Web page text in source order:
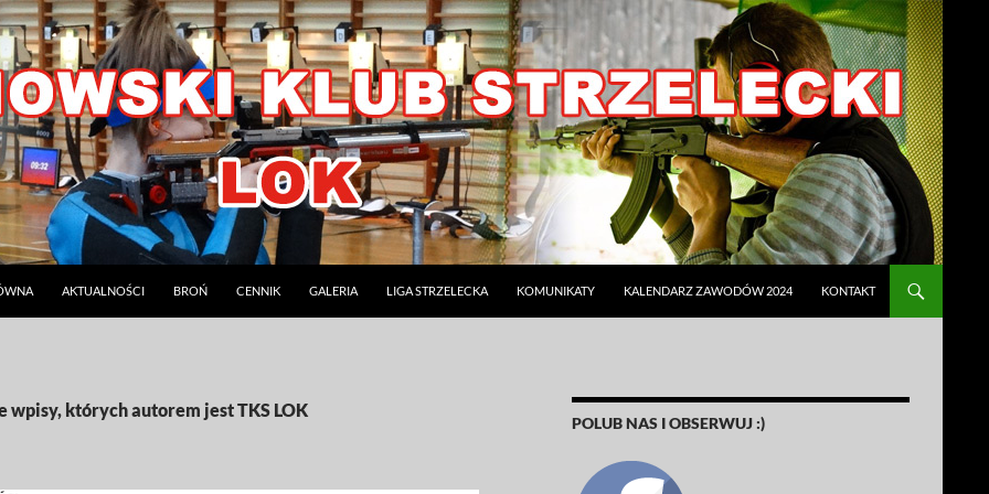
AKTUALNOŚCI BROŃ CENNIK GALERIA LIGA STRZELECKA KOMUNIKATY KALENDARZ ZAWODÓW 2024 KONTAKT
wpisy, których autorem jest TKS LOK
POLUB NAS I OBSERWUJ :)